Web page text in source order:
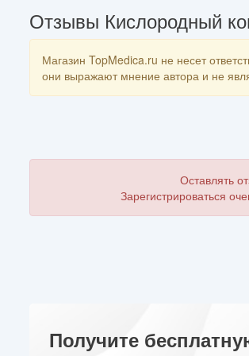
Отзывы Кислородный
Магазин TopMedica.ru не несет
они выражают мнение автора и не
Оставлять
Зарегистрироваться
Получите